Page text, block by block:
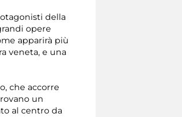
della
opere
apparirà più
veneta, e una
che accorre
un
al centro da